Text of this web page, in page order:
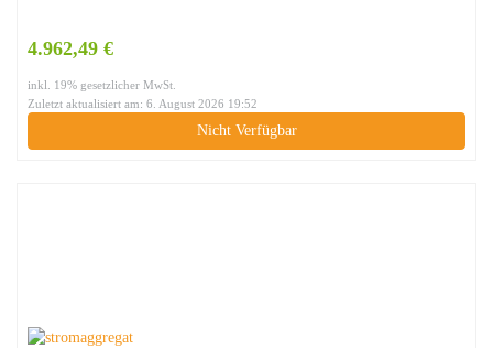
4.962,49 €
inkl. 19% gesetzlicher MwSt.
Zuletzt aktualisiert am: 6. August 2026 19:52
Nicht Verfügbar